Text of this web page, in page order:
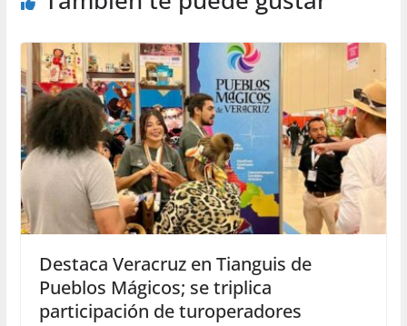
Destaca Veracruz en Tianguis de
Pueblos Mágicos; se triplica
participación de turoperadores